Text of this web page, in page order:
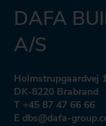
DAFA
A/S
Holmstrupgaardvej
DK-8220 Brabrand
T +45 87 47 66 66
E dbs@dafa-